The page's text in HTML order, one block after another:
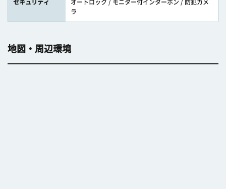
セキュリティ
オートロック / モニター付インターホン / 防犯カメ
ラ
地図・周辺環境